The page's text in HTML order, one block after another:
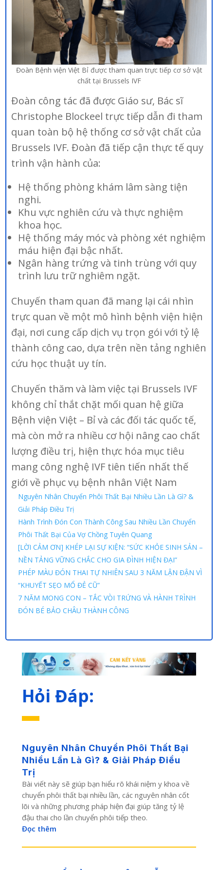
Đoàn Bệnh viện Việt Bỉ được tham quan trực tiếp cơ sở vật
chất tại Brussels IVF
Đoàn công tác đã được Giáo sư, Bác sĩ
Christophe Blockeel trực tiếp dẫn đi tham
quan toàn bộ hệ thống cơ sở vật chất của
Brussels IVF. Đoàn đã tiếp cận thực tế quy
trình vận hành của:
Hệ thống phòng khám lâm sàng tiện
nghi.
Khu vực nghiên cứu và thực nghiệm
khoa học.
Hệ thống máy móc và phòng xét nghiệm
máu hiện đại bậc nhất.
Ngân hàng trứng và tinh trùng với quy
trình lưu trữ nghiêm ngặt.
Chuyến tham quan đã mang lại cái nhìn
trực quan về một mô hình bệnh viện hiện
đại, nơi cung cấp dịch vụ trọn gói với tỷ lệ
thành công cao, dựa trên nền tảng nghiên
cứu học thuật uy tín.
Chuyến thăm và làm việc tại Brussels IVF
không chỉ thắt chặt mối quan hệ giữa
Bệnh viện Việt – Bỉ và các đối tác quốc tế,
mà còn mở ra nhiều cơ hội nâng cao chất
lượng điều trị, hiện thực hóa mục tiêu
mang công nghệ IVF tiên tiến nhất thế
giới về phục vụ bệnh nhân Việt Nam
Nguyên Nhân Chuyển Phôi Thất Bại Nhiều Lần Là Gì? &
Giải Pháp Điều Trị
Hành Trình Đón Con Thành Công Sau Nhiều Lần Chuyển
Phôi Thất Bại Của Vợ Chồng Tuyên Quang
[LỜI CẢM ƠN] KHÉP LẠI SỰ KIỆN: “SỨC KHỎE SINH SẢN –
NỀN TẢNG VỮNG CHẮC CHO GIA ĐÌNH HIỆN ĐẠI”
PHÉP MÀU ĐÓN THAI TỰ NHIÊN SAU 3 NĂM LẬN ĐẬN VÌ
“KHUYẾT SẸO MỔ ĐẺ CŨ”
7 NĂM MONG CON – TẮC VÒI TRỨNG VÀ HÀNH TRÌNH
ĐÓN BÉ BẢO CHÂU THÀNH CÔNG
Hỏi Đáp:
Nguyên Nhân Chuyển Phôi Thất Bại
Nhiều Lần Là Gì? & Giải Pháp Điều
Trị
Bài viết này sẽ giúp bạn hiểu rõ khái niệm y khoa về
chuyển phôi thất bại nhiều lần, các nguyên nhân cốt
lõi và những phương pháp hiện đại giúp tăng tỷ lệ
đậu thai cho lần chuyển phôi tiếp theo.
Đọc thêm